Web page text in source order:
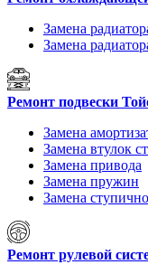
Замена
Замена
Ремонт подвески
Замена
Замена втулок
Замена привода
Замена пружин
Замена
Ремонт рулевой